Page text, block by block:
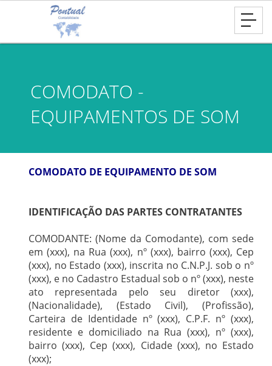
COMODATO -
EQUIPAMENTOS DE SOM
COMODATO DE EQUIPAMENTO DE SOM
IDENTIFICAÇÃO DAS PARTES CONTRATANTES
COMODANTE: (Nome da Comodante), com sede
em (xxx), na Rua (xxx), nº (xxx), bairro (xxx), Cep
(xxx), no Estado (xxx), inscrita no C.N.P.J. sob o nº
(xxx), e no Cadastro Estadual sob o nº (xxx), neste
ato representada pelo seu diretor (xxx),
(Nacionalidade), (Estado Civil), (Profissão),
Carteira de Identidade nº (xxx), C.P.F. nº (xxx),
residente e domiciliado na Rua (xxx), nº (xxx),
bairro (xxx), Cep (xxx), Cidade (xxx), no Estado
(xxx);